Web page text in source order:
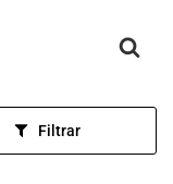
Filtrar